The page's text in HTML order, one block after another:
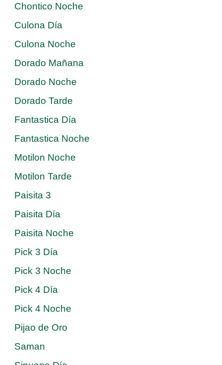
Chontico Noche
Culona Día
Culona Noche
Dorado Mañana
Dorado Noche
Dorado Tarde
Fantastica Día
Fantastica Noche
Motilon Noche
Motilon Tarde
Paisita 3
Paisita Día
Paisita Noche
Pick 3 Día
Pick 3 Noche
Pick 4 Día
Pick 4 Noche
Pijao de Oro
Saman